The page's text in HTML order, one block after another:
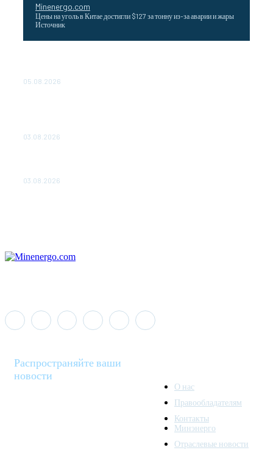
Minenergo.com
Цены на уголь в Китае достигли $127 за тонну из-за аварии и жары
Источник
05.08.2026
03.08.2026
03.08.2026
Распространяйте ваши
новости
О нас
Правообладателям
Контакты
Минэнерго
Отраслевые новости